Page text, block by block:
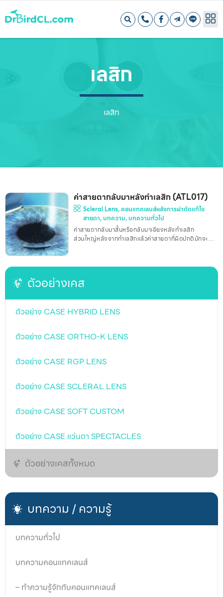
เลสิก
เลสิก
ตัวอย่างเคส
ตัวอย่าง CASE HYBRID LENS
ตัวอย่าง CASE ORTHO-K LENS
ตัวอย่าง CASE RGP LENS
ตัวอย่าง CASE SCLERAL LENS
ตัวอย่าง CASE SOFT CUSTOM
ตัวอย่าง CASE แว่นตา SPECTACLES
ตัวอย่างเคสทั้งหมด
บทความ / ความรู้
บทความทั่วไป
บทความคอนแทคเลนส์
– ทำความรู้จักกับคอนแทคเลนส์
ค่าสายตากลับมาหลังทำเลสิก (ATL017)
Scleral Lens,คอนแทคเลนส์หลังการผ่าตัดแก้ไข
สายตา,บทความ,บทความทั่วไป
ค่าสายตากลับมาสั้นหรือกลับมาเอียงหลังทำเลสิก
ส่วนใหญ่หลังจากทำเลสิกแล้วค่าสายตาที่ผิดปกติมักจะ
อีกครั้ง ขั้นตอนการทำเลสิก (LASIK) การทำเล
สิกจะต้องผ่านการพิจารณาของจักษุแพทย์ก่อนว่าสามารถ
ทำได้หรือไม่ โดยจักษุแพทย์จะพิจารณาจากหลายสาเหตุ
แก้ไขหรือไม่ ไม่มีโรคทางกระจกตา เช่น กระจกตาโป่งพอง
กระจกตาย้วย จอประสาทตาเสื่อม ฯลฯ ซึ่ง